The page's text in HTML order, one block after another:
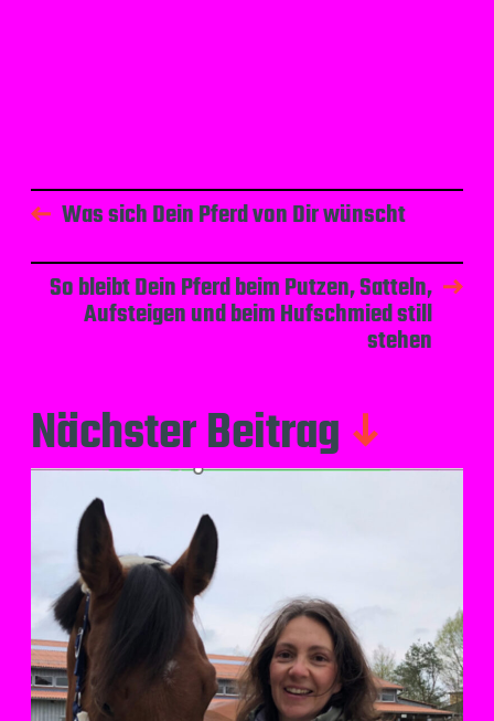
Was sich Dein Pferd von Dir wünscht
So bleibt Dein Pferd beim Putzen, Satteln,
Aufsteigen und beim Hufschmied still
stehen
Nächster Beitrag